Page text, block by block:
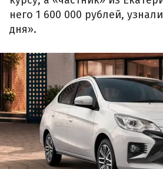
него 1 600 000 рублей,
дня».